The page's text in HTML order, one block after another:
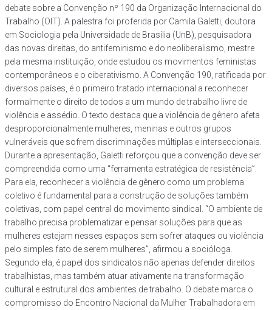
debate sobre a Convenção nº 190 da Organização Internacional do
Trabalho (OIT). A palestra foi proferida por Camila Galetti, doutora
em Sociologia pela Universidade de Brasília (UnB), pesquisadora
das novas direitas, do antifeminismo e do neoliberalismo, mestre
pela mesma instituição, onde estudou os movimentos feministas
contemporâneos e o ciberativismo. A Convenção 190, ratificada por
diversos países, é o primeiro tratado internacional a reconhecer
formalmente o direito de todos a um mundo de trabalho livre de
violência e assédio. O texto destaca que a violência de gênero afeta
desproporcionalmente mulheres, meninas e outros grupos
vulneráveis que sofrem discriminações múltiplas e interseccionais.
Durante a apresentação, Galetti reforçou que a convenção deve ser
compreendida como uma “ferramenta estratégica de resistência”.
Para ela, reconhecer a violência de gênero como um problema
coletivo é fundamental para a construção de soluções também
coletivas, com papel central do movimento sindical. “O ambiente de
trabalho precisa problematizar e pensar soluções para que as
mulheres estejam nesses espaços sem sofrer ataques ou violência
pelo simples fato de serem mulheres”, afirmou a socióloga.
Segundo ela, é papel dos sindicatos não apenas defender direitos
trabalhistas, mas também atuar ativamente na transformação
cultural e estrutural dos ambientes de trabalho. O debate marca o
compromisso do Encontro Nacional da Mulher Trabalhadora em